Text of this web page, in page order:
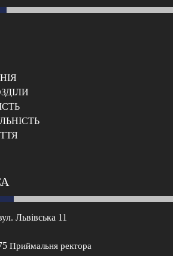
Львівська 11
Приймальня ректора